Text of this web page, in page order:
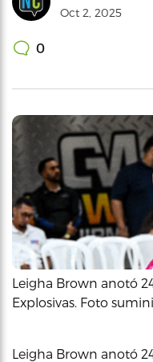
Oct 2, 2025
0
Leigha Brown anotó
Explosivas. Foto
Leigha Brown anotó